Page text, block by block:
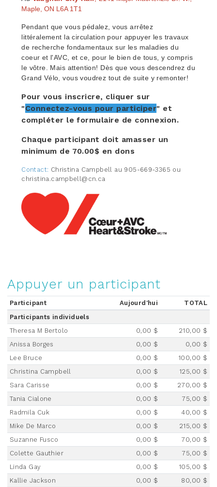
Maple, ON L6A 1T1
Pendant que vous pédalez, vous arrêtez
littéralement la circulation pour appuyer les travaux
de recherche fondamentaux sur les maladies du
coeur et l'AVC, et ce, pour le bien de tous, y compris
le vôtre. Mais attention! Dès que vous descendrez du
Grand Vélo, vous voudrez tout de suite y remonter!
Pour vous inscricre, cliquer sur
"Connectez-vous pour participer" et
compléter le formulaire de connexion.
Chaque participant doit amasser un
minimum de 70.00$ en dons
Contact: Christina Campbell au 905-669-3365 ou
christina.campbell@cn.ca
Appuyer un participant
Participant Aujourd'hui
TOTAL
Participants individuels
Theresa M Bertolo
0,00 $
210,00 $
Anissa Borges
0,00 $
0,00 $
Lee Bruce
0,00 $
100,00 $
Christina Campbell
0,00 $
125,00 $
Sara Carisse
0,00 $
270,00 $
Tania Cialone
0,00 $
75,00 $
Radmila Cuk
0,00 $
40,00 $
Mike De Marco
0,00 $
215,00 $
Suzanne Fusco
0,00 $
70,00 $
Colette Gauthier
0,00 $
75,00 $
Linda Gay
0,00 $
105,00 $
Kallie Jackson
0,00 $
80,00 $